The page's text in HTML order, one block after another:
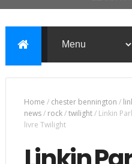
Home / chester bennington /
news/ rock/twilight/ Linkin
livre Twilight